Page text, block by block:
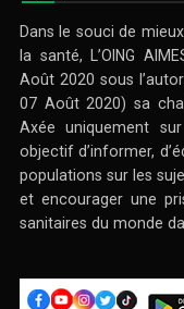
Dans le souci de
la santé, L’OING
Août 2020 sous
07 Août 2020) sa
Axée uniquement
objectif d’informer,
populations sur les
et encourager une
sanitaires du monde